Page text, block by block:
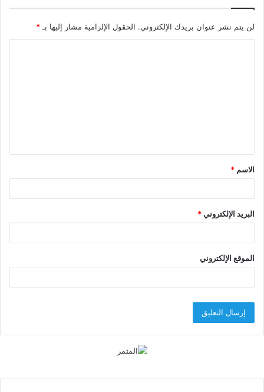
لن يتم نشر عنوان بريدك الإلكتروني. الحقول الإلزامية مشار إليها بـ*
ق
*
الاسم *
البريد الإلكتروني*
الموقع الإلكتروني